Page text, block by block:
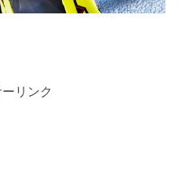
リンク